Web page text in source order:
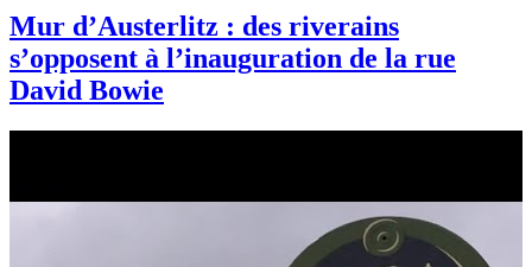
Mur d’Austerlitz : des riverains
s’opposent à l’inauguration de la rue
David Bowie